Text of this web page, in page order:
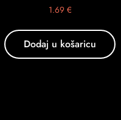
1.69 €
Dodaj u košaricu